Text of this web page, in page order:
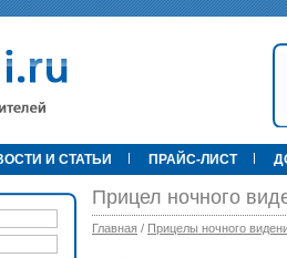
И СТАТЬИ ПРАЙС-ЛИСТ
Прицел ночного
Главная / Прицелы ночного